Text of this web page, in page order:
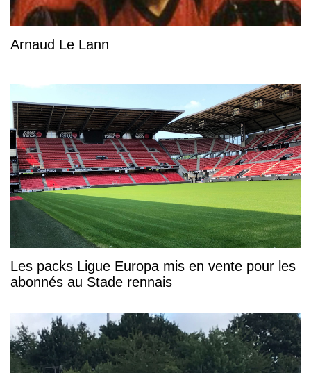
Arnaud Le Lann
Les packs Ligue Europa mis en vente pour les
abonnés au Stade rennais